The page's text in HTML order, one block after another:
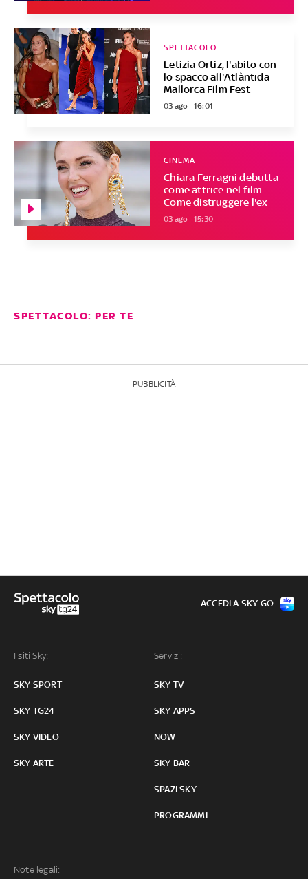
Letizia Ortiz, l'abito con
lo spacco all'Atlàntida
Mallorca Film Fest
SPETTACOLO
03 ago - 16:01
Chiara Ferragni debutta
come attrice nel film
Come distruggere l'ex
CINEMA
03 ago - 15:30
SPETTACOLO: PER TE
PUBBLICITÀ
I siti Sky:
SKY SPORT
SKY TG24
SKY VIDEO
SKY ARTE
Servizi:
SKY TV
SKY APPS
NOW
SKY BAR
SPAZI SKY
PROGRAMMI
Note legali:
ACCEDI A SKY GO